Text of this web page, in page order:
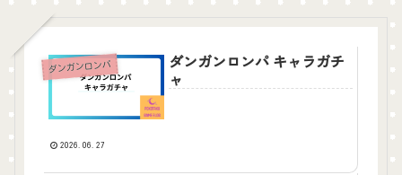
ダンガンロンパ
ダンガンロンパ キャラガチ
ャ
2026.06.27